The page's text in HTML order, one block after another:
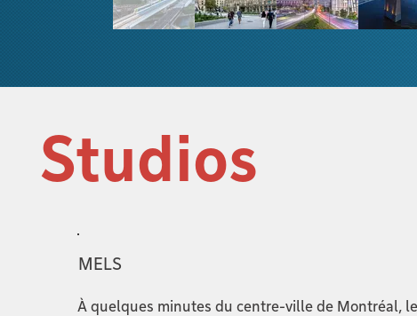
Studios
MELS
À quelques minutes du centre-ville de Montréal,